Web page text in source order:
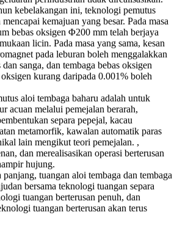
kebelakangan ini, teknologi pemutus
kemajuan yang besar. Pada masa
bebas oksigen Φ200 mm telah berjaya
licin. Pada masa yang sama, kesan
pada leburan boleh menggalakkan
sanga, dan tembaga bebas oksigen
kurang daripada 0.001% boleh
aloi tembaga baharu adalah untuk
acuan melalui pemejalan berarah,
separa pepejal, kacau
metamorfik, kawalan automatik paras
lain mengikut teori pemejalan. ,
dan merealisasikan operasi berterusan
hujung.
tuangan aloi tembaga dan tembaga
bersama teknologi tuangan separa
tuangan berterusan penuh, dan
tuangan berterusan akan terus